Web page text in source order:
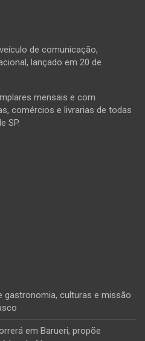
de comunicação,
lançado em 20 de
mensais e com
comércios e livrarias de todas
SP.
gastronomia, culturas e missão
em Barueri, propõe